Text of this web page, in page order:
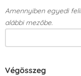
Amennyiben egyedi
alábbi mezőbe.
Végösszeg